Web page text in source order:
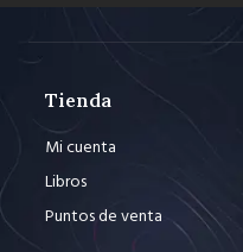
Tienda
Mi cuenta
Libros
Puntos de venta